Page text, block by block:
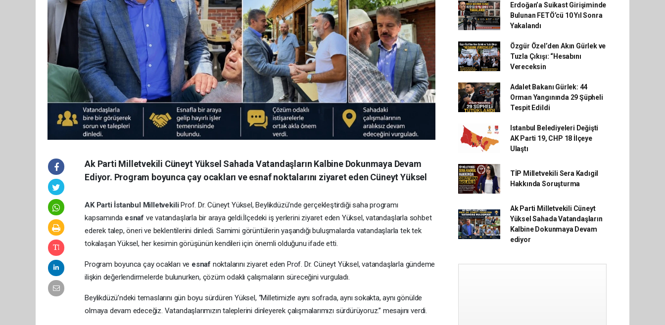
Ak Parti Milletvekili Cüneyt Yüksel Sahada Vatandaşların Kalbine Dokunmaya Devam
Ediyor. Program boyunca çay ocakları ve esnaf noktalarını ziyaret eden Cüneyt Yüksel
AK Parti İstanbul MilletvekiliProf. Dr. Cüneyt Yüksel, Beylikdüzü’nde gerçekleştirdiği saha programı
kapsamında esnaf ve vatandaşlarla bir araya geldi.İlçedeki iş yerlerini ziyaret eden Yüksel, vatandaşlarla sohbet
ederek talep, öneri ve beklentilerini dinledi. Samimi görüntülerin yaşandığı buluşmalarda vatandaşlarla tek tek
tokalaşan Yüksel, her kesimin görüşünün kendileri için önemli olduğunu ifade etti.
Program boyunca çay ocakları ve esnaf noktalarını ziyaret eden Prof. Dr. Cüneyt Yüksel, vatandaşlarla gündeme
ilişkin değerlendirmelerde bulunurken, çözüm odaklı çalışmaların süreceğini vurguladı.
Beylikdüzü’ndeki temaslarını gün boyu sürdüren Yüksel, “Milletimizle aynı sofrada, aynı sokakta, aynı gönülde
olmaya devam edeceğiz. Vatandaşlarımızın taleplerini dinleyerek çalışmalarımızı sürdürüyoruz.” mesajını verdi.
Erdoğan’a Suikast Girişiminde
Bulunan FETÖ’cü 10 Yıl Sonra
Yakalandı
Özgür Özel’den Akın Gürlek ve
Tuzla Çıkışı: “Hesabını
Vereceksin
Adalet Bakanı Gürlek: 44
Orman Yangınında 29 Şüpheli
Tespit Edildi
Istanbul Belediyeleri Değişti
AK Parti 19, CHP 18 İlçeye
Ulaştı
TİP Milletvekili Sera Kadıgil
Hakkında Soruşturma
Ak Parti Milletvekili Cüneyt
Yüksel Sahada Vatandaşların
Kalbine Dokunmaya Devam
ediyor